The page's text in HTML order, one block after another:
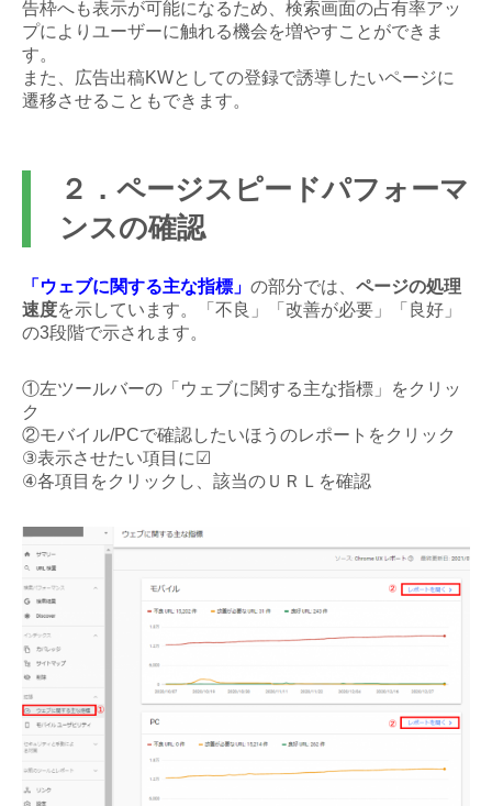
告枠へも表示が可能になるため、検索画面の占有率アッ
プによりユーザーに触れる機会を増やすことができま
す。
また、広告出稿KWとしての登録で誘導したいページに
遷移させることもできます。
２．ページスピードパフォーマ
ンスの確認
「ウェブに関する主な指標」 の部分では、 ページの処理
速度を示しています。「不良」「改善が必要」「良好」
の3段階で示されます。
①左ツールバーの「ウェブに関する主な指標」をクリッ
ク
②モバイル/PCで確認したいほうのレポートをクリック
③表示させたい項目に☑
④各項目をクリックし、該当のＵＲＬを確認